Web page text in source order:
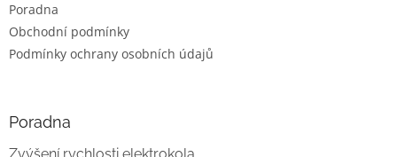
Poradna
Obchodní podmínky
Podmínky ochrany osobních údajů
Poradna